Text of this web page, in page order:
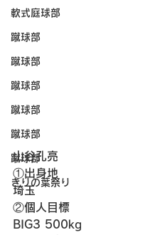
軟式庭球部
蹴球部
蹴球部
蹴球部
蹴球部
蹴球部
蹴球部
きりの葉祭り
山谷孔亮
①出身地
埼玉
②個人目標
BIG3 500kg